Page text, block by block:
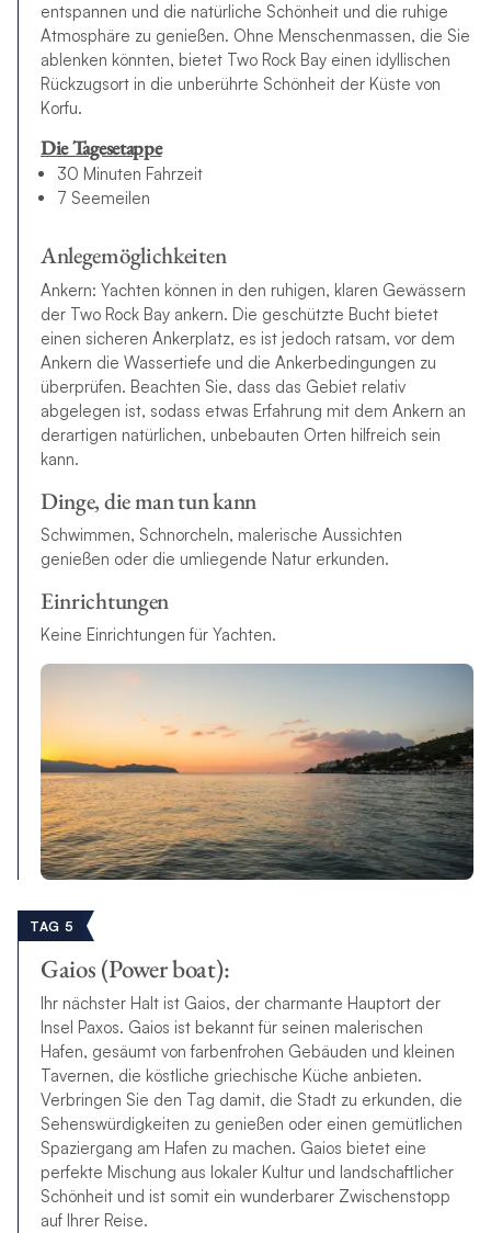
entspannen und die natürliche Schönheit und die ruhige
Atmosphäre zu genießen. Ohne Menschenmassen, die Sie
ablenken könnten, bietet Two Rock Bay einen idyllischen
Rückzugsort in die unberührte Schönheit der Küste von
Korfu.
Die Tagesetappe
30 Minuten Fahrzeit
7 Seemeilen
Anlegemöglichkeiten
Ankern: Yachten können in den ruhigen, klaren Gewässern
der Two Rock Bay ankern. Die geschützte Bucht bietet
einen sicheren Ankerplatz, es ist jedoch ratsam, vor dem
Ankern die Wassertiefe und die Ankerbedingungen zu
überprüfen. Beachten Sie, dass das Gebiet relativ
abgelegen ist, sodass etwas Erfahrung mit dem Ankern an
derartigen natürlichen, unbebauten Orten hilfreich sein
kann.
Dinge, die man tun kann
Schwimmen, Schnorcheln, malerische Aussichten
genießen oder die umliegende Natur erkunden.
Einrichtungen
Keine Einrichtungen für Yachten.
TAG 5
Gaios (Power boat):
Ihr nächster Halt ist Gaios, der charmante Hauptort der
Insel Paxos. Gaios ist bekannt für seinen malerischen
Hafen, gesäumt von farbenfrohen Gebäuden und kleinen
Tavernen, die köstliche griechische Küche anbieten.
Verbringen Sie den Tag damit, die Stadt zu erkunden, die
Sehenswürdigkeiten zu genießen oder einen gemütlichen
Spaziergang am Hafen zu machen. Gaios bietet eine
perfekte Mischung aus lokaler Kultur und landschaftlicher
Schönheit und ist somit ein wunderbarer Zwischenstopp
auf Ihrer Reise.